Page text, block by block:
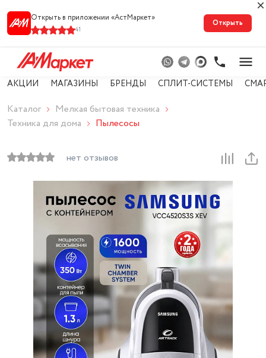
Открыть в приложении «АстМарке‪т‬»
41
Открыть
АКЦИИ МАГАЗИНЫ БРЕНДЫ СПЛИТ-СИСТЕМЫ
Каталог
Мелкая бытовая техника
Техника для дома
Пылесосы
нет отзывов